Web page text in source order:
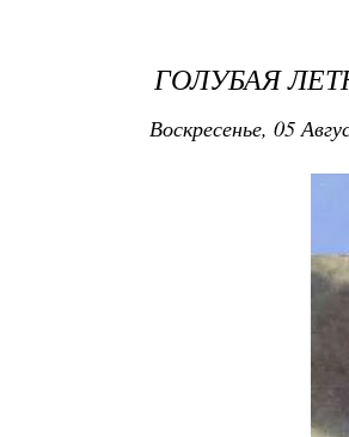
ГОЛУБАЯ
Воскресенье, 05